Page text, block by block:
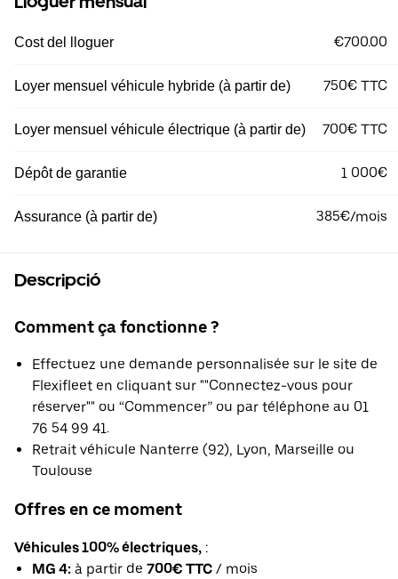
Cost del lloguer €700.00
Loyer mensuel véhicule hybride (à partir de) 750€ TTC
Loyer mensuel véhicule électrique (à partir de) 700€ TTC
Dépôt de garantie 1 000€
Assurance (à partir de) 385€/mois
Descripció
Comment ça fonctionne ?
Effectuez une demande personnalisée sur le site de
Flexifleet en cliquant sur ""Connectez-vous pour
réserver"" ou “Commencer” ou par téléphone au 01
76 54 99 41.
Retrait véhicule Nanterre (92), Lyon, Marseille ou
Toulouse
Offres en ce moment
Véhicules 100% électriques, :
MG 4: à partir de 700€ TTC / mois